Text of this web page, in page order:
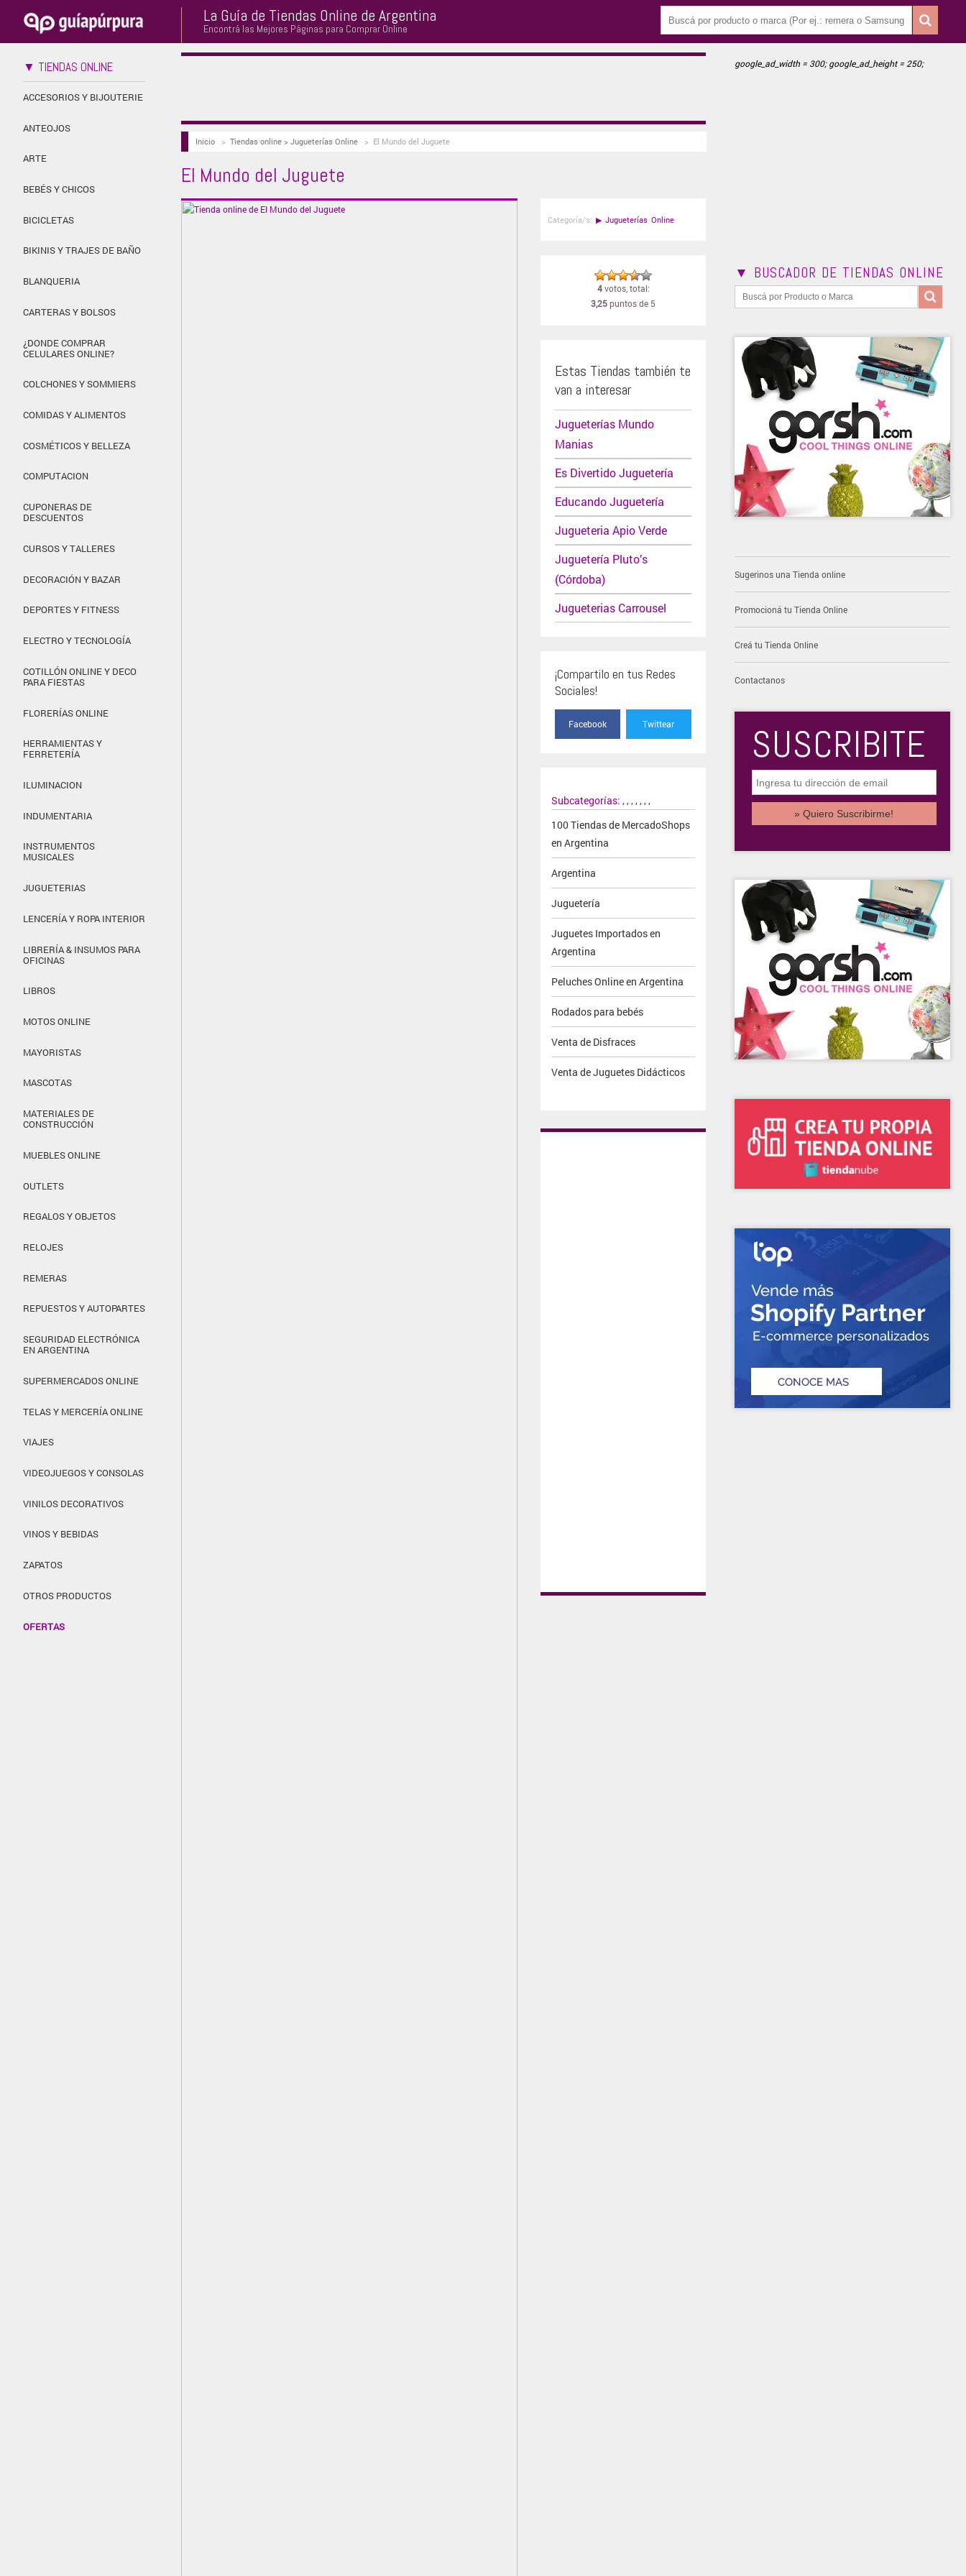
La Guía de Tiendas Online de Argentina
Encontrá las Mejores Páginas para Comprar Online
▼ TIENDAS ONLINE
ACCESORIOS Y BIJOUTERIE
ANTEOJOS
ARTE
BEBÉS Y CHICOS
BICICLETAS
BIKINIS Y TRAJES DE BAÑO
BLANQUERIA
CARTERAS Y BOLSOS
¿DONDE COMPRAR
CELULARES ONLINE?
COLCHONES Y SOMMIERS
COMIDAS Y ALIMENTOS
COSMÉTICOS Y BELLEZA
COMPUTACION
CUPONERAS DE
DESCUENTOS
CURSOS Y TALLERES
DECORACIÓN Y BAZAR
DEPORTES Y FITNESS
ELECTRO Y TECNOLOGÍA
COTILLÓN ONLINE Y DECO
PARA FIESTAS
FLORERÍAS ONLINE
HERRAMIENTAS Y
FERRETERÍA
ILUMINACION
INDUMENTARIA
INSTRUMENTOS
MUSICALES
JUGUETERIAS
LENCERÍA Y ROPA INTERIOR
LIBRERÍA & INSUMOS PARA
OFICINAS
LIBROS
MOTOS ONLINE
MAYORISTAS
MASCOTAS
MATERIALES DE
CONSTRUCCIÓN
MUEBLES ONLINE
OUTLETS
REGALOS Y OBJETOS
RELOJES
REMERAS
REPUESTOS Y AUTOPARTES
SEGURIDAD ELECTRÓNICA
EN ARGENTINA
SUPERMERCADOS ONLINE
TELAS Y MERCERÍA ONLINE
VIAJES
VIDEOJUEGOS Y CONSOLAS
VINILOS DECORATIVOS
VINOS Y BEBIDAS
ZAPATOS
OTROS PRODUCTOS
OFERTAS
Inicio> Tiendas online > Jugueterías Online> El Mundo del Juguete
El Mundo del Juguete
Categoría/s: ▶ Jugueterías Online
4votos, total:
3,25puntos de 5
Estas Tiendas también te
van a interesar
Jugueterías Mundo
Manias
Es Divertido Juguetería
Educando Juguetería
Jugueteria Apio Verde
Juguetería Pluto’s
(Córdoba)
Jugueterias Carrousel
¡Compartilo en tus Redes
Sociales!
Facebook Twittear
Subcategorías:
100 Tiendas de MercadoShops
en Argentina
,
Argentina
,
Juguetería
,
Juguetes Importados en
Argentina
,
Peluches Online en Argentina
,
Rodados para bebés
,
Venta de Disfraces
,
Venta de Juguetes Didácticos
google_ad_width = 300; google_ad_height = 250;
▼ BUSCADOR DE TIENDAS ONLINE
Sugerinos una Tienda online
Promocioná tu Tienda Online
Creá tu Tienda Online
Contactanos
SUSCRIBITE